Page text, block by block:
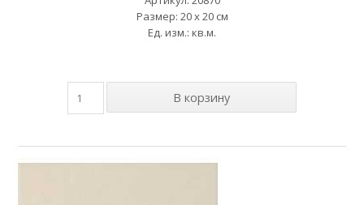
Размер: 20 x 20 см
Ед. изм.: кв.м.